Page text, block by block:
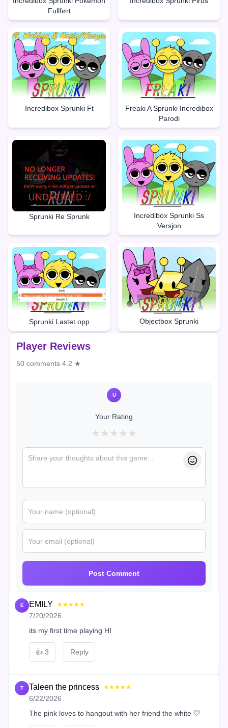
Fullført
Incredibox Sprunki Ft
Freaki A Sprunki Incredibox
Parodi
Sprunki Re Sprunk
Incredibox Sprunki Ss
Versjon
Sprunki Lastet opp Objectbox Sprunki
Player Reviews
50 comments 4.2 ★
U
Your Rating
★ ★ ★ ★ ★
Post Comment
E EMILY ★★★★★
7/20/2026
its my first time playing HI
👍 3 Reply
T Taleen the princess ★★★★★
6/22/2026
The pink loves to hangout with her friend the white 🤍